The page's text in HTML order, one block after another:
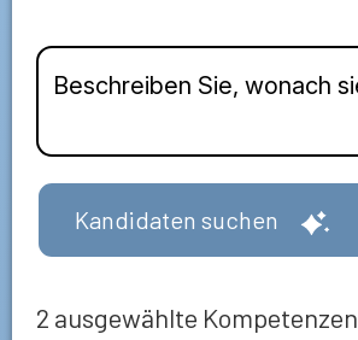
Kandidaten suchen
2 ausgewählte Kompetenzen